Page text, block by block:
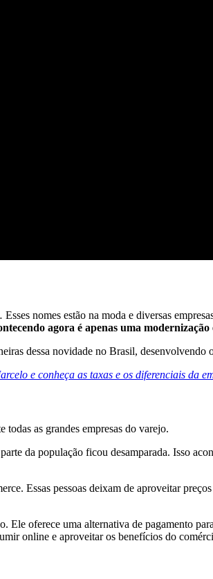
nomes estão na moda e diversas
agora é apenas uma
dessa novidade no Brasil, desenvolvendo
e conheça as taxas e os diferenciais da
as grandes empresas do varejo.
da população ficou desamparada. Isso
Essas pessoas deixam de aproveitar
oferece uma alternativa de pagamento
online e aproveitar os benefícios do